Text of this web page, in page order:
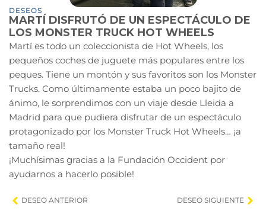
DESEOS
MARTÍ DISFRUTÓ DE UN ESPECTÁCULO DE
LOS MONSTER TRUCK HOT WHEELS
Martí es todo un coleccionista de Hot Wheels, los
pequeños coches de juguete más populares entre los
peques. Tiene un montón y sus favoritos son los Monster
Trucks. Como últimamente estaba un poco bajito de
ánimo, le sorprendimos con un viaje desde Lleida a
Madrid para que pudiera disfrutar de un espectáculo
protagonizado por los Monster Truck Hot Wheels… ¡a
tamaño real!
¡Muchísimas gracias a la Fundación Occident por
ayudarnos a hacerlo posible!
DESEO ANTERIOR DESEO SIGUIENTE